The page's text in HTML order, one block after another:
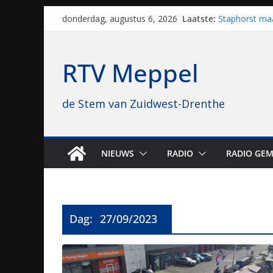
donderdag, augustus 6, 2026 Laatste: Staphorst
regio is goed
opvolgers
geruisloos
RTV Meppel
de Stem van Zuidwest-Drenthe
NIEUWS RADIO RADIO
Dag: 27/09/2023